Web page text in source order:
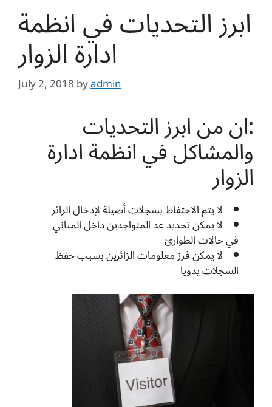
ابرز التحديات في انظمة
ادارة الزوار
July 2, 2018byadmin
:ان من ابرز التحديات
والمشاكل في انظمة ادارة
الزوار
لا يتم الاحتفاظ بسجلات أصيلة لإدخال الزائر
لا يمكن تحديد عد المتواجدين داخل المباني
في حالات الطوارئ
لا يمكن فرز معلومات الزائرين بسبب حفظ
السجلات يدويا